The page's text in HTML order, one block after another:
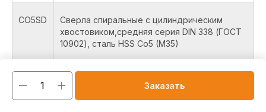
CO5SD
Сверла спиральные с цилиндрическим
хвостовиком,средняя серия DIN 338 (ГОСТ
10902), сталь HSS Co5 (M35)
CO8SD
Сверла спиральные с цилиндрическим
хвостовиком, средняя серия DIN 338 (ГОСТ
10902), сталь HSS Co8 (M42)
Заказать